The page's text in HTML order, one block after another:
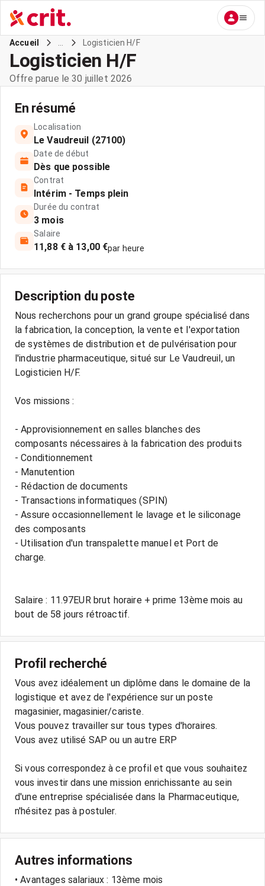
Accueil Logisticien H/F
Logisticien H/F
Offre parue le 30 juillet 2026
En résumé
Localisation
Le Vaudreuil (27100)
Date de début
Dès que possible
Contrat
Intérim - Temps plein
Durée du contrat
3 mois
Salaire
11,88 € à 13,00 €par heure
Description du poste
Nous recherchons pour un grand groupe spécialisé dans
la fabrication, la conception, la vente et l'exportation
de systèmes de distribution et de pulvérisation pour
l'industrie pharmaceutique, situé sur Le Vaudreuil, un
Logisticien H/F.
Vos missions :
- Approvisionnement en salles blanches des
composants nécessaires à la fabrication des produits
- Conditionnement
- Manutention
- Rédaction de documents
- Transactions informatiques (SPIN)
- Assure occasionnellement le lavage et le siliconage
des composants
- Utilisation d'un transpalette manuel et Port de
charge.
Salaire : 11.97EUR brut horaire + prime 13ème mois au
bout de 58 jours rétroactif.
Profil recherché
Vous avez idéalement un diplôme dans le domaine de la
logistique et avez de l'expérience sur un poste
magasinier, magasinier/cariste.
Vous pouvez travailler sur tous types d'horaires.
Vous avez utilisé SAP ou un autre ERP
Si vous correspondez à ce profil et que vous souhaitez
vous investir dans une mission enrichissante au sein
d'une entreprise spécialisée dans la Pharmaceutique,
Autres informations
• Avantages salariaux : 13ème mois